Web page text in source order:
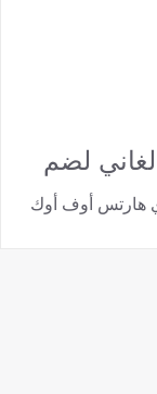
لضم
هارتس أوف أوك